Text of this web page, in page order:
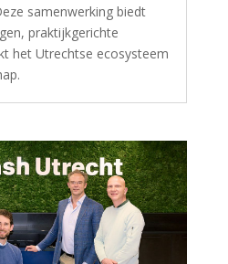
samenwerking biedt
praktijkgerichte
het Utrechtse ecosysteem